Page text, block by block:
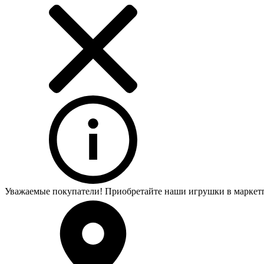
Уважаемые покупатели! Приобретайте наши игрушки в